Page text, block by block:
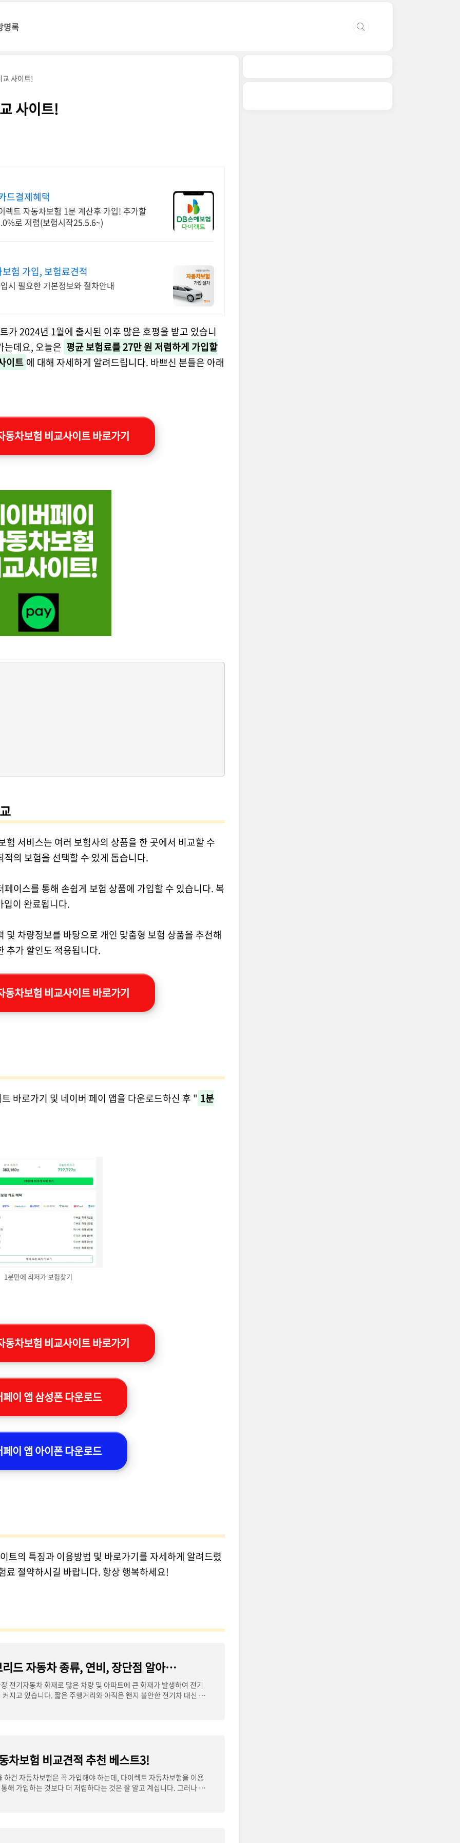
명록
교 사이트!
사이트!
드결제혜택
트 자동차보험 1분 계산후 가입! 추가할
로 저렴(보험시작25.5.6~)
험 가입, 보험료견적
시 필요한 기본정보와 절차안내
가 2024년 1월에 출시된 이후 많은 호평을 받고 있습니
는데요, 오늘은 평균 보험료를 27만 원 저렴하게 가입할
이트 에 대해 자세하게 알려드립니다. 바쁘신 분들은 아래
동차보험 비교사이트 바로가기
험 서비스는 여러 보험사의 상품을 한 곳에서 비교할 수
의 보험을 선택할 수 있게 돕습니다.
이스를 통해 손쉽게 보험 상품에 가입할 수 있습니다. 복
입이 완료됩니다.
및 차량정보를 바탕으로 개인 맞춤형 보험 상품을 추천해
추가 할인도 적용됩니다.
동차보험 비교사이트 바로가기
바로가기 및 네이버 페이 앱을 다운로드하신 후 " 1분
1분만에 최저가 보험찾기
동차보험 비교사이트 바로가기
이 앱 삼성폰 다운로드
이 앱 아이폰 다운로드
트의 특징과 이용방법 및 바로가기를 자세하게 알려드렸
료 절약하시길 바랍니다. 항상 행복하세요!
2024 하이브리드 자동차 종류, 연비, 장단점 알아보자!
전기자동차 화재로 많은 차량 및 아파트에 큰 화재가 발생하여 전기
지고 있습니다. 짧은 주행거리와 아직은 왠지 불안한 전기차 대신 하
차보험 비교견적 추천 베스트3!
하건 자동차보험은 꼭 가입해야 하는데, 다이렉트 자동차보험을 이용
해 가입하는 것보다 더 저렴하다는 것은 잘 알고 계십니다. 그러나 너